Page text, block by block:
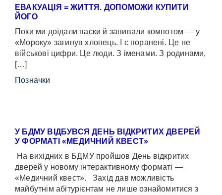
ЕВАКУАЦІЯ = ЖИТТЯ. ДОПОМОЖИ КУПИТИ
ЙОГО
Поки ми доїдали паски й запивали компотом — у
«Мороку» загинув хлопець. І є поранені. Це не
військові цифри. Це люди. З іменами. З родинами,
[…]
Позначки
У БДМУ ВІДБУВСЯ ДЕНЬ ВІДКРИТИХ ДВЕРЕЙ
У ФОРМАТІ «МЕДИЧНИЙ КВЕСТ»
На вихідних в БДМУ пройшов День відкритих
дверей у новому інтерактивному форматі —
«Медичний квест». Захід дав можливість
майбутнім абітурієнтам не лише ознайомитися з